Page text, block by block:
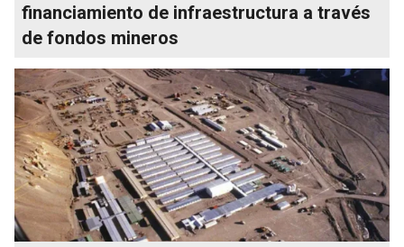
financiamiento de infraestructura a través
de fondos mineros